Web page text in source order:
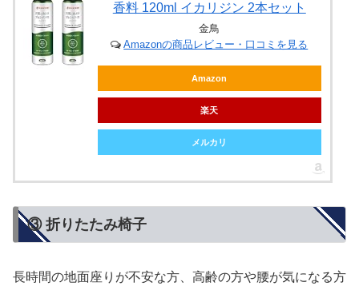
香料 120ml イカリジン 2本セット
金鳥
Amazonの商品レビュー・口コミを見る
Amazon
楽天
メルカリ
③ 折りたたみ椅子
長時間の地面座りが不安な方、高齢の方や腰が気になる方